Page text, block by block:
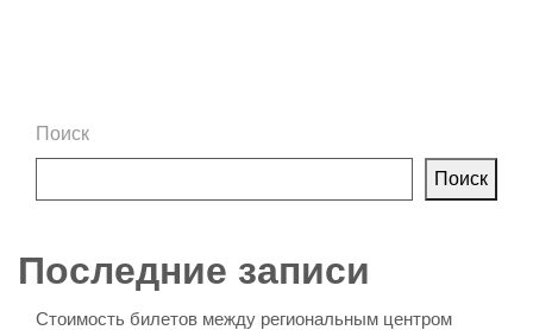
Поиск
Поиск
Последние записи
Стоимость билетов между региональным центром